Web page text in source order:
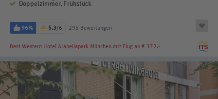
Doppelzimmer, Frühstück
96% 5,3/6 295 Bewertungen
Best Western Hotel Arabellapark München mit Flug ab € 372.-